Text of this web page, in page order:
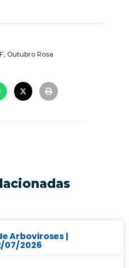
, Outubro Rosa
Arboviroses |
07/2026